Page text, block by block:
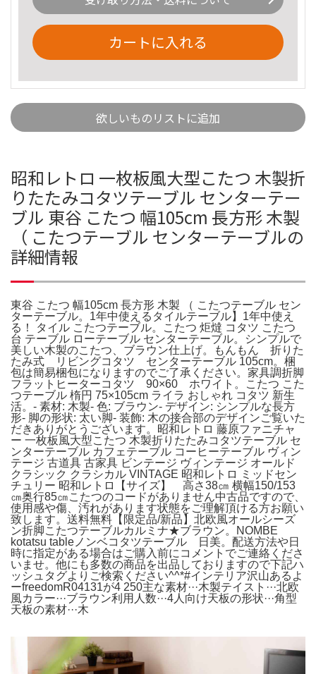
カートに入れる
欲しいものリストに追加
昭和レトロ 一枚板風大型こたつ 木製折
りたたみコタツテーブル センターテー
ブル 東谷 こたつ 幅105cm 長方形 木製
（ こたつテーブル センターテーブルの
詳細情報
東谷 こたつ 幅105cm 長方形 木製 （ こたつテーブル セン
ターテーブル。1年中使えるタイルテーブル】1年中使え
る！ タイル こたつテーブル。こたつ 炬燵 コタツ こたつ
台 テーブル ローテーブル センターテーブル。シンプルで
美しい木製のこたつ、ブラウン仕上げ。もんもん 折りた
たみ式 リビングコタツ センターテーブル 105cm。梱
包は簡易梱包になりますのでご了承ください。家具調折脚
フラットヒーターコタツ 90×60 ホワイト。こたつ こた
つテーブル 楕円 75×105cm ライラ おしゃれ コタツ 新生
活。- 素材: 木製- 色: ブラウン- デザイン: シンプルな長方
形- 脚の形状: 太い脚- 装飾: 木の接合部のデザインご覧いた
だきありがとうございます。昭和レトロ 藤原ファニチャ
ー 一枚板風大型こたつ 木製折りたたみコタツテーブル セ
ンターテーブル カフェテーブル コーヒーテーブル ヴィン
テージ 古道具 古家具 ビンテージ ヴィンテージ オールド
クラシック クラシカル VINTAGE 昭和レトロ ミッドセン
チュリー 昭和レトロ【サイズ】 高さ38㎝ 横幅150/153
㎝奥行85㎝こたつのコードがありません中古品ですので、
使用感や傷、汚れがあります状態をご理解頂ける方お願い
致します。送料無料【限定品/新品】北欧風オールシーズ
ン折脚こたつテーブルカルミナ★ブラウン。NOMBE
kotatsu tableノンベコタツテーブル 日美。配送方法や日
時に指定がある場合はご購入前にコメントでご連絡くださ
いませ。他にも多数の商品を出品しておりますので下記ハ
ッシュタグよりご検索ください^^*#インテリア沢山あるよ
ーfreedomR04131が4 250主な素材···木製テイスト···北欧
風カラー···ブラウン利用人数···4人向け天板の形状···角型
天板の素材···木